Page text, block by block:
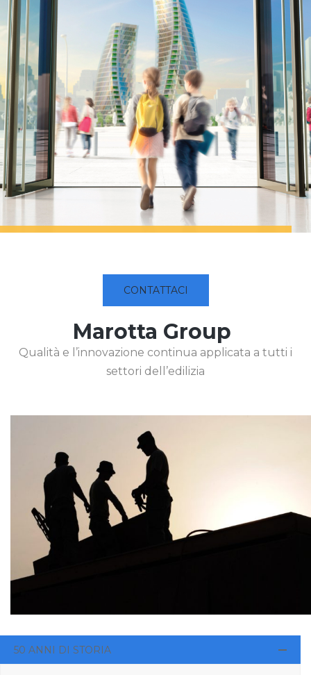
CONTATTACI
Marotta Group
Qualità e l’innovazione continua applicata a tutti i
settori dell’edilizia
50 ANNI DI STORIA